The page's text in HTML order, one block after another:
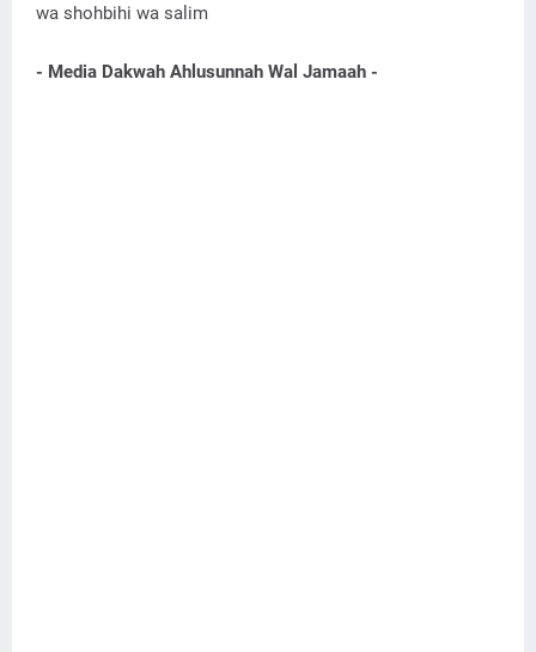
wa shohbihi wa salim
- Media Dakwah Ahlusunnah Wal Jamaah -